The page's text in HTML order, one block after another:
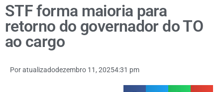
STF forma maioria para
retorno do governador do TO
ao cargo
Poratualizadodezembro 11, 20254:31 pm